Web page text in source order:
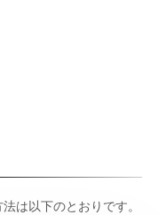
は以下のとおりです。